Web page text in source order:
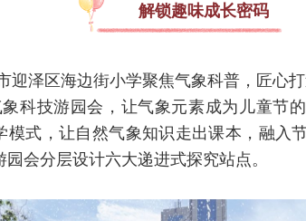
解锁趣味成长密码
迎泽区海边街小学聚焦气象科普，匠
科技游园会，让气象元素成为儿童节
模式，让自然气象知识走出课本，融入
会分层设计六大递进式探究站点。